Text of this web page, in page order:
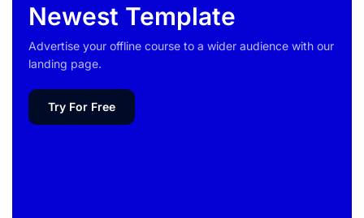
Newest Template
Advertise your offline course to a wider audience with our
landing page.
Try For Free